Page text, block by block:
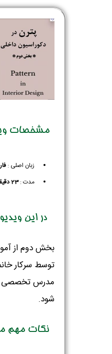
مشخصات
زبان اصلی :
مدت :23 دقیقه
در این
بخش دوم از
توسط سرکار
مدرس تخصصی
شود.
نکات مهم